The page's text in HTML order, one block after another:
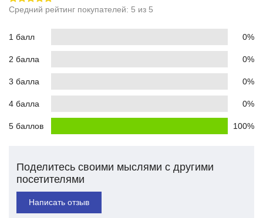
Средний рейтинг покупателей: 5 из 5
1 балл 0%
2 балла 0%
3 балла 0%
4 балла 0%
5 баллов 100%
Поделитесь своими мыслями с другими
посетителями
Написать отзыв